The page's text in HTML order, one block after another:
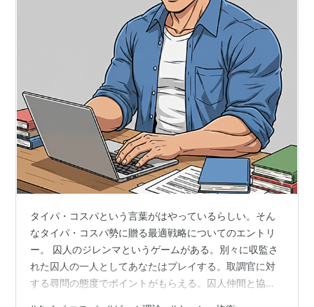
タイパ・コスパという言葉がはやっているらしい。そん
なタイパ・コスパ勢に贈る最適戦略についてのエントリ
ー。 囚人のジレンマというゲームがある。別々に収監さ
れた囚人の一人としてあなたはプレイする。取調官に対
する尋問の態度でポイントがもらえる。囚人仲間と協力